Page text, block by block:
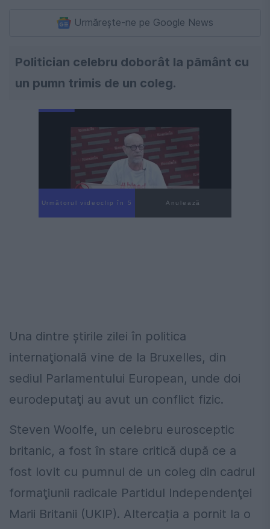
Urmărește-ne pe Google News
Politician celebru doborât la pământ cu
un pumn trimis de un coleg.
Următorul videoclip în 4 Anulează
Una dintre ştirile zilei în politica
internaţională vine de la Bruxelles, din
sediul Parlamentului European, unde doi
eurodeputaţi au avut un conflict fizic.
Steven Woolfe, un celebru eurosceptic
britanic, a fost în stare critică după ce a
fost lovit cu pumnul de un coleg din cadrul
formaţiunii radicale Partidul Independenţei
Marii Britanii (UKIP). Altercația a pornit la o